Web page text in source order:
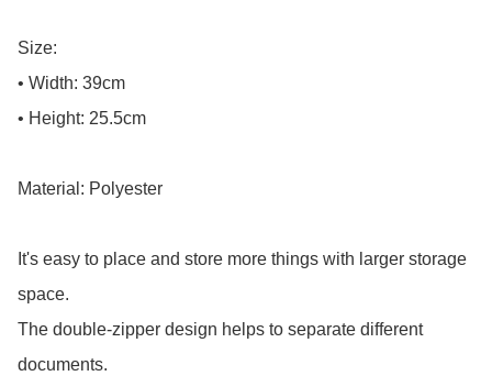
Size:
• Width: 39cm
• Height: 25.5cm
Material: Polyester
It's easy to place and store more things with larger storage
space.
The double-zipper design helps to separate different
documents.